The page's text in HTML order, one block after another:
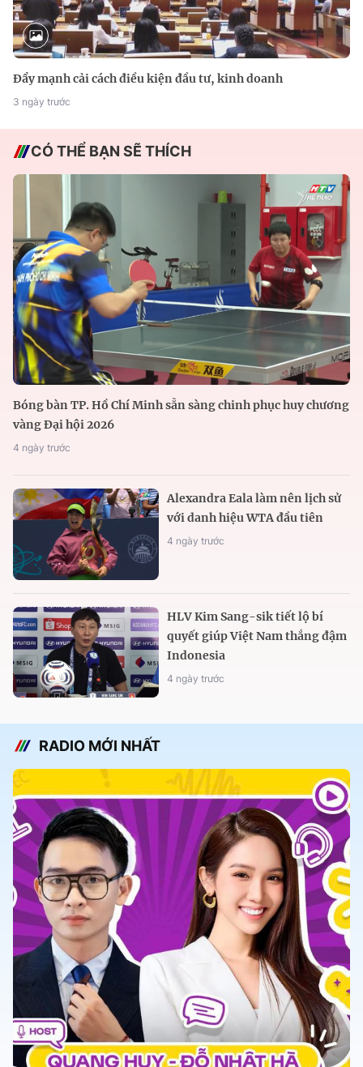
Đẩy mạnh cải cách điều kiện đầu tư, kinh doanh
3 ngày trước
CÓ THỂ BẠN SẼ THÍCH
Bóng bàn TP. Hồ Chí Minh sẵn sàng chinh phục huy chương
vàng Đại hội 2026
4 ngày trước
Alexandra Eala làm nên lịch sử
với danh hiệu WTA đầu tiên
4 ngày trước
HLV Kim Sang-sik tiết lộ bí
quyết giúp Việt Nam thắng đậm
Indonesia
4 ngày trước
RADIO MỚI NHẤT